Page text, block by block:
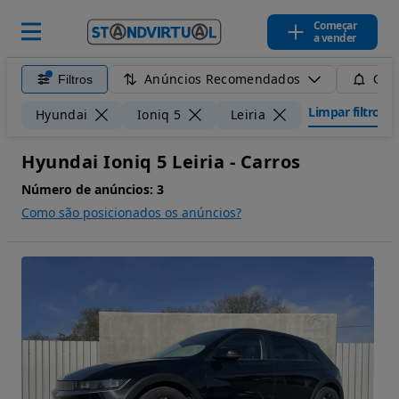
Começar
a vender
Filtros Anúncios Recomendados
Hyundai Ioniq 5 Leiria Limpar filtros
Hyundai Ioniq 5 Leiria - Carros
Número de anúncios: 3
Como são posicionados os anúncios?